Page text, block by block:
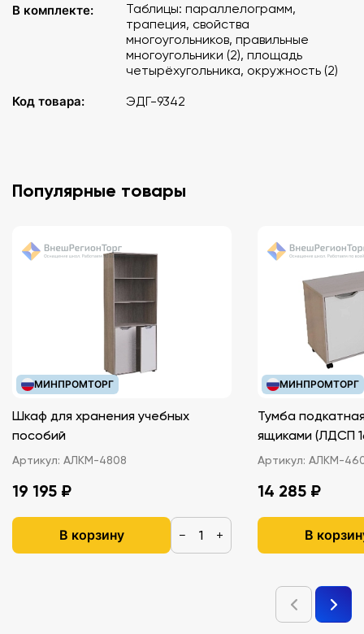
В комплекте:
Таблицы: параллелограмм,
трапеция, свойства
многоугольников, правильные
многоугольники (2), площадь
четырёхугольника, окружность (2)
Код товара:
ЭДГ-9342
Популярные товары
МИНПРОМТОРГ
Шкаф для хранения учебных
пособий
Артикул: АЛКМ-4808
19 195 ₽
В корзину − +
МИНПРОМТОРГ
Тумба
ящиками
Артикул: АЛКМ-
14 285 ₽
В